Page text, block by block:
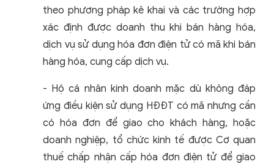
theo phương pháp kê khai và các trường hợp
xác định được doanh thu khi bán hàng hóa,
dịch vụ sử dụng hóa đơn điện tử có mã khi bán
hàng hóa, cung cấp dịch vụ.
- Hộ cá nhân kinh doanh mặc dù không đáp
ứng điều kiện sử dụng HĐĐT có mã nhưng cần
có hóa đơn để giao cho khách hàng, hoặc
doanh nghiệp, tổ chức kinh tế được Cơ quan
thuế chấp nhận cấp hóa đơn điện tử để giao